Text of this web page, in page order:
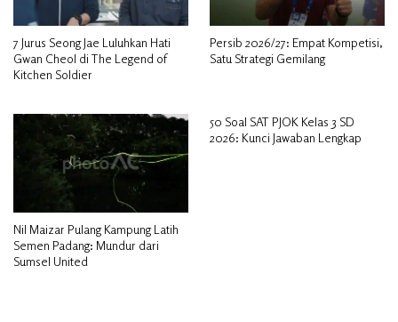
7 Jurus Seong Jae Luluhkan Hati
Gwan Cheol di The Legend of
Kitchen Soldier
Persib 2026/27: Empat Kompetisi,
Satu Strategi Gemilang
Nil Maizar Pulang Kampung Latih
Semen Padang: Mundur dari
Sumsel United
50 Soal SAT PJOK Kelas 3 SD
2026: Kunci Jawaban Lengkap